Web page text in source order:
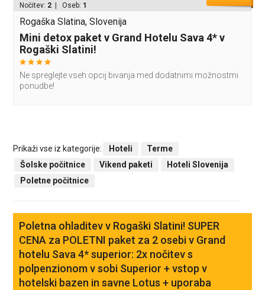
Nočitev: 2 | Oseb: 1
Rogaška Slatina, Slovenija
Mini detox paket v Grand Hotelu Sava 4* v
Rogaški Slatini!
Ne spreglejte vseh opcij bivanja med dodatnimi možnostmi
ponudbe!
Prikaži vse iz kategorije: Hoteli
Terme
Šolske počitnice
Vikend paketi
Hoteli Slovenija
Poletne počitnice
Poletna ohladitev v Rogaški Slatini! SUPER
CENA za POLETNI paket za 2 osebi v Grand
hotelu Sava 4* superior: 2x nočitev s
polpenzionom v sobi Superior + vstop v
hotelski bazen in savne Lotus + uporaba